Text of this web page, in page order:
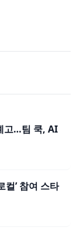
고…팀 쿡, AI
컬’ 참여 스타